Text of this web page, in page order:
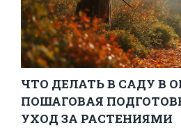
ЧТО ДЕЛАТЬ В САДУ В
ПОШАГОВАЯ
УХОД ЗА РАСТЕНИЯМИ